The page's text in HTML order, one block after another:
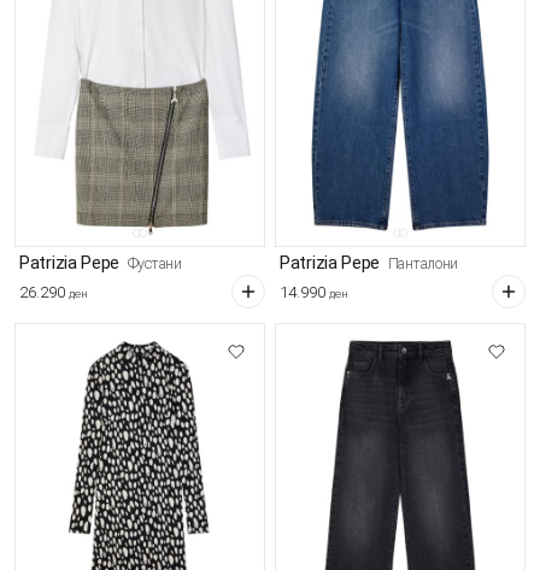
Patrizia Pepe Фустани
26.290 ден
Patrizia Pepe Панталони
14.990 ден